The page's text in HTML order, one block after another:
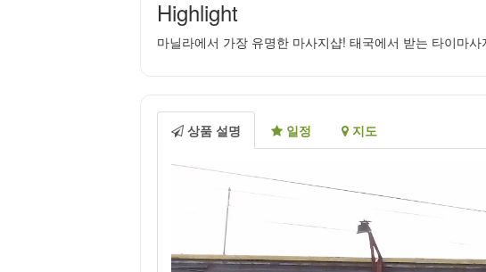
Highlight
마닐라에서 가장 유명한 마사지샵! 태국에서 받는 타이마
상품 설명 일정 지도